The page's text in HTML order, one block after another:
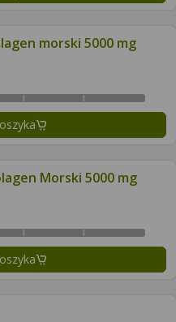
morski 5000 mg
Morski 5000 mg